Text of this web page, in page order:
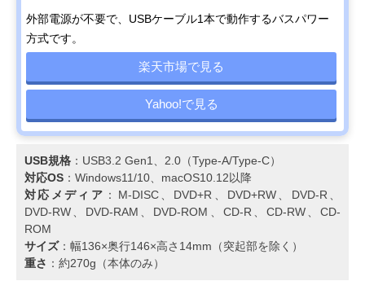
外部電源が不要で、USBケーブル1本で動作するバスパワー
方式です。
楽天市場で見る
Yahoo!で見る
USB規格 ：USB3.2 Gen1、2.0（Type-A/Type-C）
対応OS ：Windows11/10、macOS10.12以降
対応メディア ：M-DISC、DVD+R、DVD+RW、DVD-R、
DVD-RW、DVD-RAM、DVD-ROM、CD-R、CD-RW、CD-
ROM
サイズ：幅136×奥行146×高さ14mm（突起部を除く）
重さ ：約270g（本体のみ）